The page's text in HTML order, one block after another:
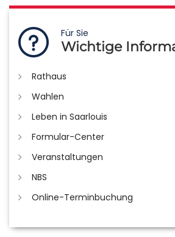
Für Sie
Wichtige
Rathaus
Wahlen
Leben in Saarlouis
Formular-Center
Veranstaltungen
NBS
Online-Terminbuchung